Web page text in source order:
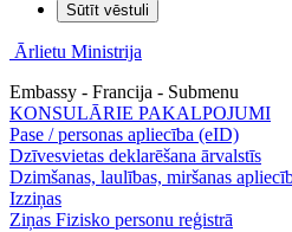
Sūtīt vēstuli
Ārlietu Ministrija
Embassy - Francija - Submenu
KONSULĀRIE PAKALPOJUMI
Pase / personas apliecība (eID)
Dzīvesvietas deklarēšana ārvalstīs
Dzimšanas, laulības, miršanas
Izziņas
Ziņas Fizisko personu reģistrā